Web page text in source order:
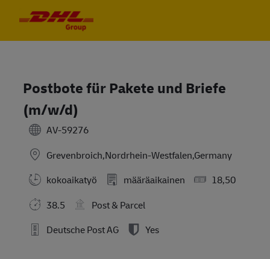
Postbote für Pakete und Briefe
(m/w/d)
AV-59276
Grevenbroich,Nordrhein-Westfalen,Germany
kokoaikatyö
määräaikainen
18,50
38.5
Post & Parcel
Deutsche Post AG
Yes